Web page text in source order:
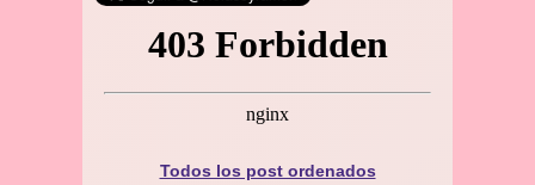
Todos los post ordenados